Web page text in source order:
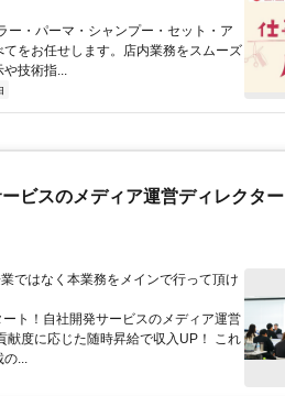
ー・パーマ・シャンプー・セット・ア
をお任せします。店内業務をスムーズ
や技術指...
ビスのメディア運営ディレクター
ではなく本業務をメインで行って頂け
ト！自社開発サービスのメディア運営
献度に応じた随時昇給で収入UP！ これ
の...